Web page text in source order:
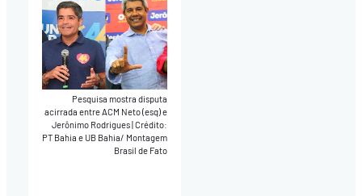
Pesquisa mostra disputa
acirrada entre ACM Neto (esq) e
Jerônimo Rodrigues|Crédito:
PT Bahia e UB Bahia/ Montagem
Brasil de Fato